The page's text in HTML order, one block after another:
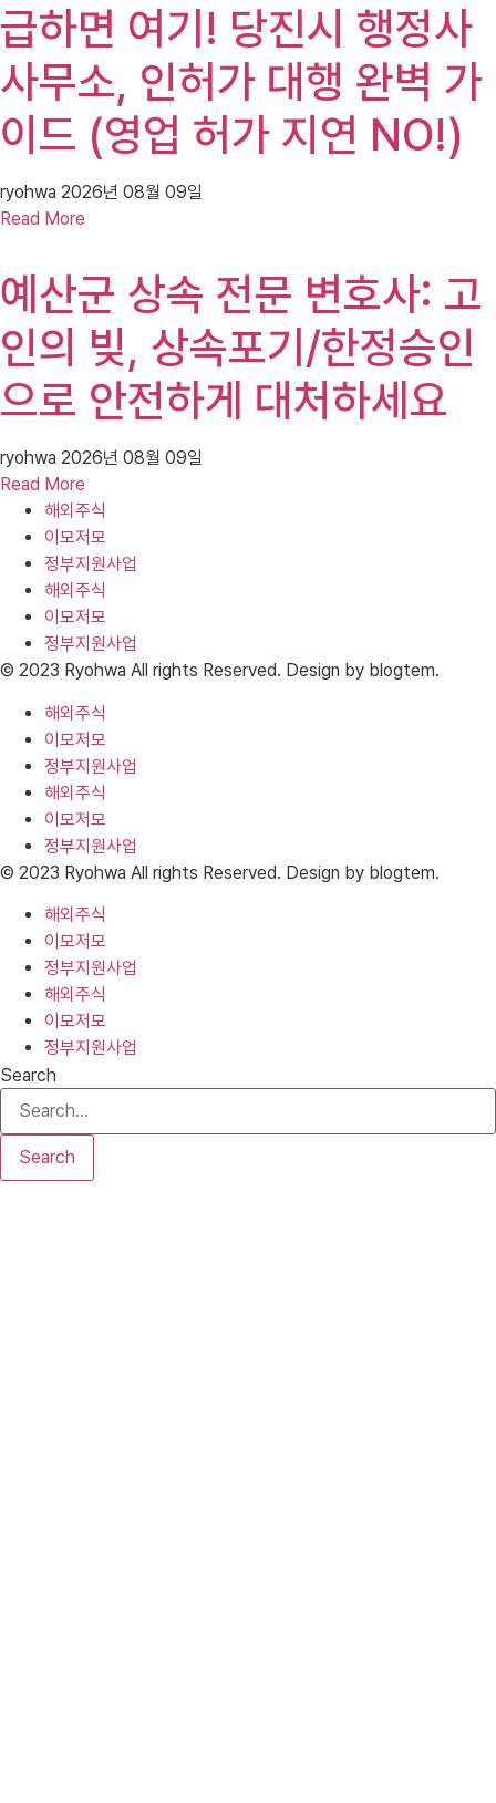
급하면 여기! 당진시 행정사
사무소, 인허가 대행 완벽 가
이드 (영업 허가 지연 NO!)
ryohwa 2026년 08월 09일
Read More
예산군 상속 전문 변호사: 고
인의 빚, 상속포기/한정승인
으로 안전하게 대처하세요
ryohwa 2026년 08월 09일
Read More
해외주식
이모저모
정부지원사업
해외주식
이모저모
정부지원사업
© 2023 Ryohwa All rights Reserved. Design by blogtem.
해외주식
이모저모
정부지원사업
해외주식
이모저모
정부지원사업
© 2023 Ryohwa All rights Reserved. Design by blogtem.
해외주식
이모저모
정부지원사업
해외주식
이모저모
정부지원사업
Search
Search